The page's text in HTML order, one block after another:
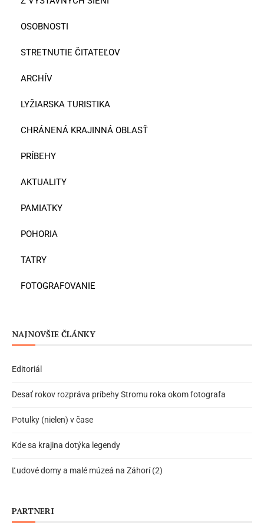
OSOBNOSTI
STRETNUTIE ČITATEĽOV
ARCHÍV
LYŽIARSKA TURISTIKA
CHRÁNENÁ KRAJINNÁ OBLASŤ
PRÍBEHY
AKTUALITY
PAMIATKY
POHORIA
TATRY
FOTOGRAFOVANIE
NAJNOVŠIE ČLÁNKY
Editoriál
Desať rokov rozpráva príbehy Stromu roka okom fotografa
Potulky (nielen) v čase
Kde sa krajina dotýka legendy
Ľudové domy a malé múzeá na Záhorí (2)
PARTNERI